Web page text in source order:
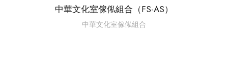
中華文化室傢俬組合（FS-AS）
中華文化室傢俬組合